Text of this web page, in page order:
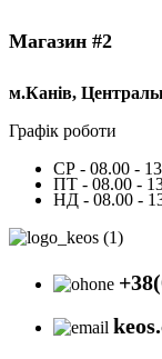
Магазин #2
м.Канів,
Графік роботи
СР - 08.00 -
ПТ - 08.00 -
НД - 08.00 -